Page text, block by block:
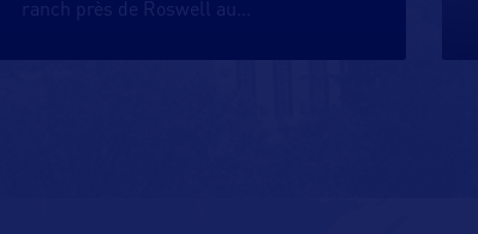
ranch près de Roswell au